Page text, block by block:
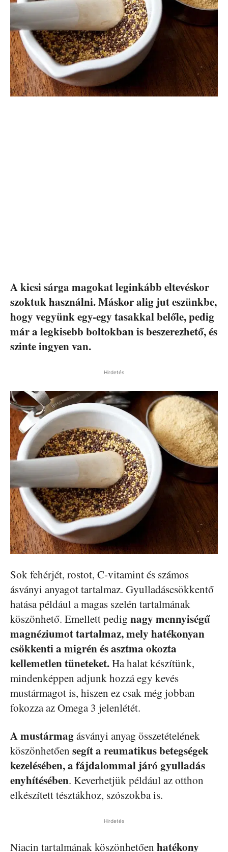
A kicsi sárga magokat leginkább eltevéskor
szoktuk használni. Máskor alig jut eszünkbe,
hogy vegyünk egy-egy tasakkal belőle, pedig
már a legkisebb boltokban is beszerezhető, és
szinte ingyen van.
Hirdetés
Sok fehérjét, rostot, C-vitamint és számos
ásványi anyagot tartalmaz. Gyulladáscsökkentő
hatása például a magas szelén tartalmának
köszönhető. Emellett pedig nagy mennyiségű
magnéziumot tartalmaz, mely hatékonyan
csökkenti a migrén és asztma okozta
kellemetlen tüneteket.Ha halat készítünk,
mindenképpen adjunk hozzá egy kevés
mustármagot is, hiszen ez csak még jobban
fokozza az Omega 3 jelenlétét.
A mustármagásványi anyag összetételének
köszönhetően segít a reumatikus betegségek
kezelésében, a fájdalommal járó gyulladás
enyhítésében. Keverhetjük például az otthon
elkészített tésztákhoz, szószokba is.
Hirdetés
Niacin tartalmának köszönhetően hatékony